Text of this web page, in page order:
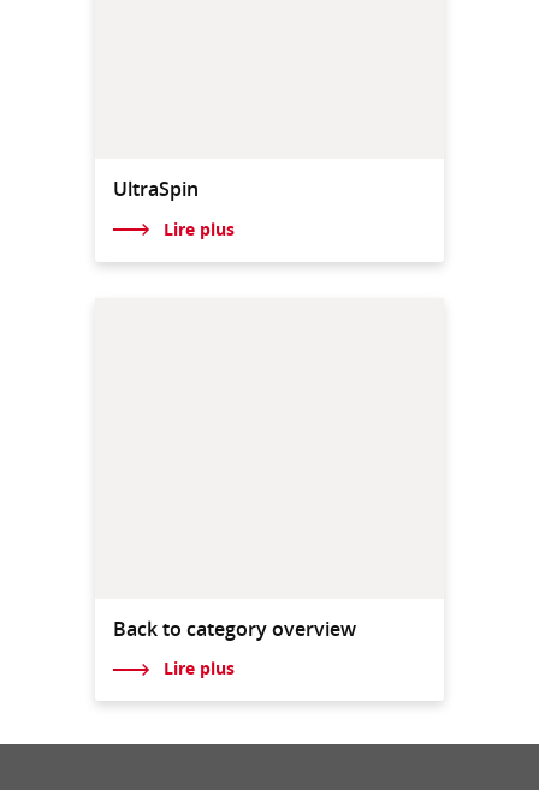
UltraSpin
Lire plus
Back to category overview
Lire plus